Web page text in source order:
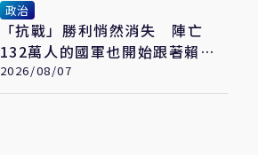
政治
「抗戰」勝利悄然消失 陣亡
132萬人的國軍也開始跟著賴清
德喊「終戰」了
2026/08/07